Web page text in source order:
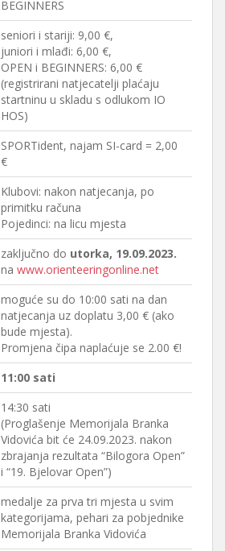
BEGINNERS
seniori i stariji: 9,00 €,
juniori i mlađi: 6,00 €,
OPEN i BEGINNERS: 6,00 €
(registrirani natjecatelji plaćaju
startninu u skladu s odlukom IO
HOS)
SPORTident, najam SI-card = 2,00
€
Klubovi: nakon natjecanja, po
primitku računa
Pojedinci: na licu mjesta
zaključno do utorka, 19.09.2023.
na www.orienteeringonline.net
moguće su do 10:00 sati na dan
natjecanja uz doplatu 3,00 € (ako
bude mjesta).
Promjena čipa naplaćuje se 2.00 €!
11:00 sati
14:30 sati
(Proglašenje Memorijala Branka
Vidovića bit će 24.09.2023. nakon
zbrajanja rezultata “Bilogora Open”
i “19. Bjelovar Open”)
medalje za prva tri mjesta u svim
kategorijama, pehari za pobjednike
Memorijala Branka Vidovića